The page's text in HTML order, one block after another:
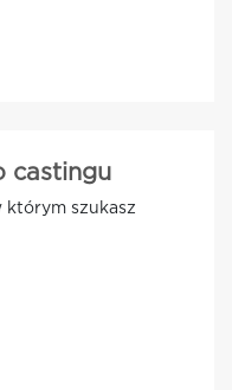
castingu
którym szukasz